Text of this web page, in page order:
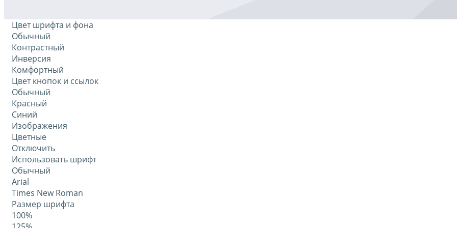
Цвет шрифта и фона
Обычный
Контрастный
Инверсия
Комфортный
Цвет кнопок и ссылок
Обычный
Красный
Синий
Изображения
Цветные
Отключить
Использовать шрифт
Обычный
Arial
Times New Roman
Размер шрифта
100%